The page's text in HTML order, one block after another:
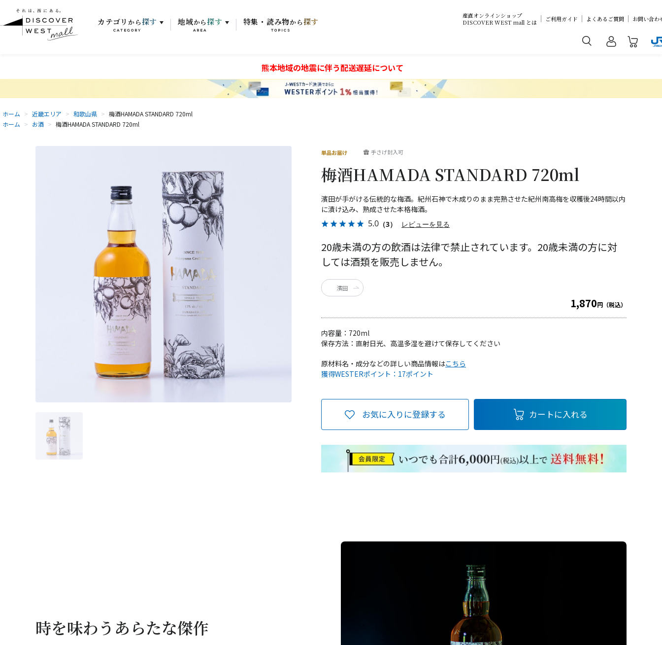
カテゴリ から 探す
CATEGORY
地域から 探す
AREA
特集・読み物から 探す
TOPICS
産直オンラインショップ
DISCOVER WEST mall とは
ご利用ガイド よくあるご質問 お問い合わ
熊本地域の地震に伴う配送遅延について
ホーム > 近畿エリア > 和歌山県 > 梅酒HAMADA STANDARD 720ml
ホーム > お酒 > 梅酒HAMADA STANDARD 720ml
手さげ封入可
濱田が手がける伝統的な梅酒。紀州石神で木成りのまま完熟させた紀州南高梅を収穫後24時間以内
に漬け込み、熟成させた本格梅酒。
5.0 （3） レビューを見る
20歳未満の方の飲酒は法律で禁止されています。 20歳未満の方に対
しては酒類を販売しません。
梅酒HAMADA STANDARD 720ml
1,870円（税込）
内容量： 720ml
保存方法： 直射日光、高温多湿を避けて保存してください
獲得WESTERポイント： 17ポイント
カートに入れる
お気に入りに登録する
原材料名・成分などの詳しい商品情報はこちら
濱田
時を味わうあらたな傑作